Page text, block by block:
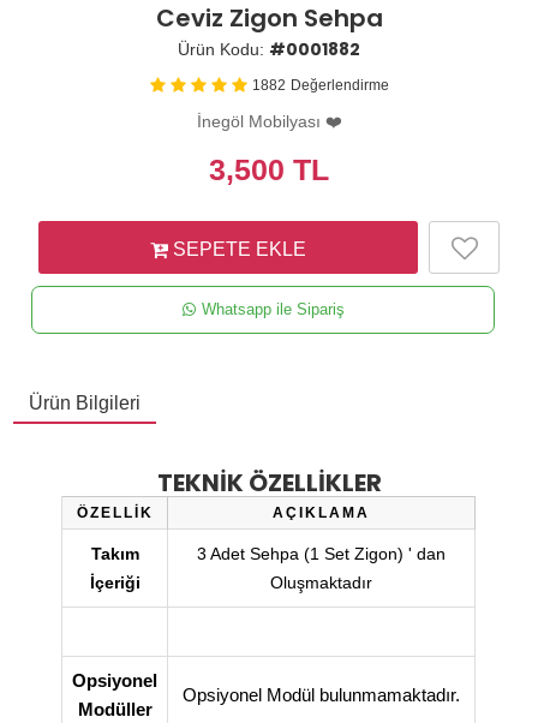
Ceviz Zigon Sehpa
Ürün Kodu: #0001882
1882 Değerlendirme
İnegöl Mobilyası ❤️
3,500 TL
SEPETE EKLE
Whatsapp ile Sipariş
Ürün Bilgileri
TEKNİK ÖZELLİKLER
ÖZELLİK AÇIKLAMA
Takım
İçeriği
3 Adet Sehpa (1 Set Zigon) ' dan
Oluşmaktadır
Opsiyonel
Modüller
Opsiyonel Modül bulunmamaktadır.